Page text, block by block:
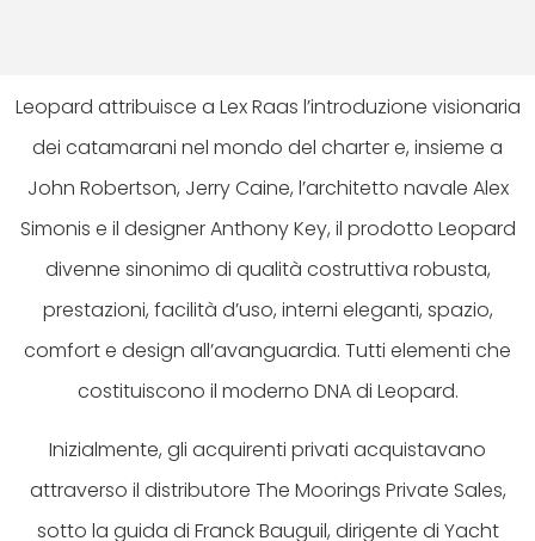
Leopard attribuisce a Lex Raas l’introduzione visionaria
dei catamarani nel mondo del charter e, insieme a
John Robertson, Jerry Caine, l’architetto navale Alex
Simonis e il designer Anthony Key, il prodotto Leopard
divenne sinonimo di qualità costruttiva robusta,
prestazioni, facilità d’uso, interni eleganti, spazio,
comfort e design all’avanguardia. Tutti elementi che
costituiscono il moderno DNA di Leopard.
Inizialmente, gli acquirenti privati acquistavano
attraverso il distributore The Moorings Private Sales,
sotto la guida di Franck Bauguil, dirigente di Yacht